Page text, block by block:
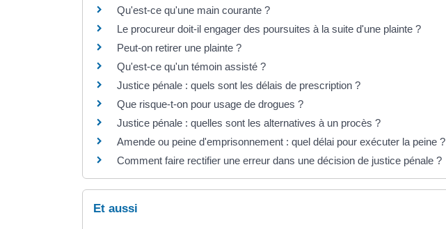
Qu'est-ce qu'une main courante ?
Le procureur doit-il engager des poursuites à la suite d'une plainte ?
Peut-on retirer une plainte ?
Qu'est-ce qu'un témoin assisté ?
Justice pénale : quels sont les délais de prescription ?
Que risque-t-on pour usage de drogues ?
Justice pénale : quelles sont les alternatives à un procès ?
Amende ou peine d'emprisonnement : quel délai pour exécuter la peine ?
Comment faire rectifier une erreur dans une décision de justice pénale ?
Et aussi